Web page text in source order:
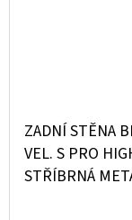
ZADNÍ STĚNA
VEL. S PRO
STŘÍBRNÁ